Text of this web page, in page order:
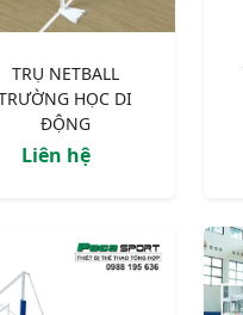
TRỤ NETBALL
HỌC DI
ĐỘNG
Liên hệ